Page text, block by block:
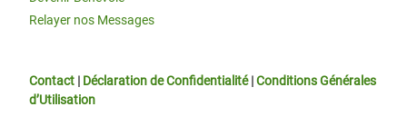
Relayer nos Messages
Contact | Déclaration de Confidentialité|Conditions Générales
d’Utilisation